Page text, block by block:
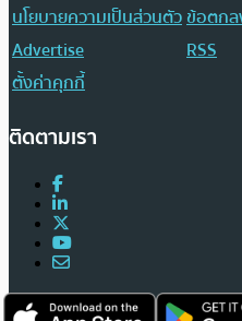
นโยบายความเป็นส่วนตัวข้อตกล
Advertise
RSS
ตั้งค่าคุกกี้
ติดตามเรา